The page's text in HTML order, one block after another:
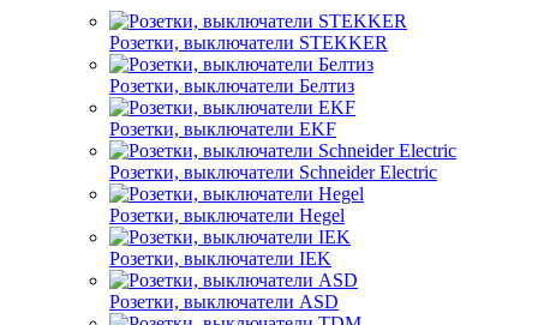
Розетки, выключатели STEKKER
Розетки, выключатели Белтиз
Розетки, выключатели EKF
Розетки, выключатели Schneider Electric
Розетки, выключатели Hegel
Розетки, выключатели IEK
Розетки, выключатели ASD